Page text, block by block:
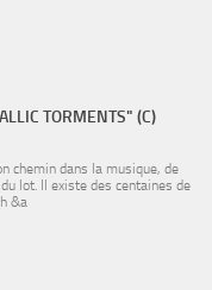
TORMENTS" (C)
chemin dans la musique, de
lot. Il existe des centaines de
&a